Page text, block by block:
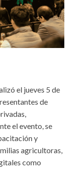
el jueves 5 de
de
el evento, se
y
agricultoras,
como